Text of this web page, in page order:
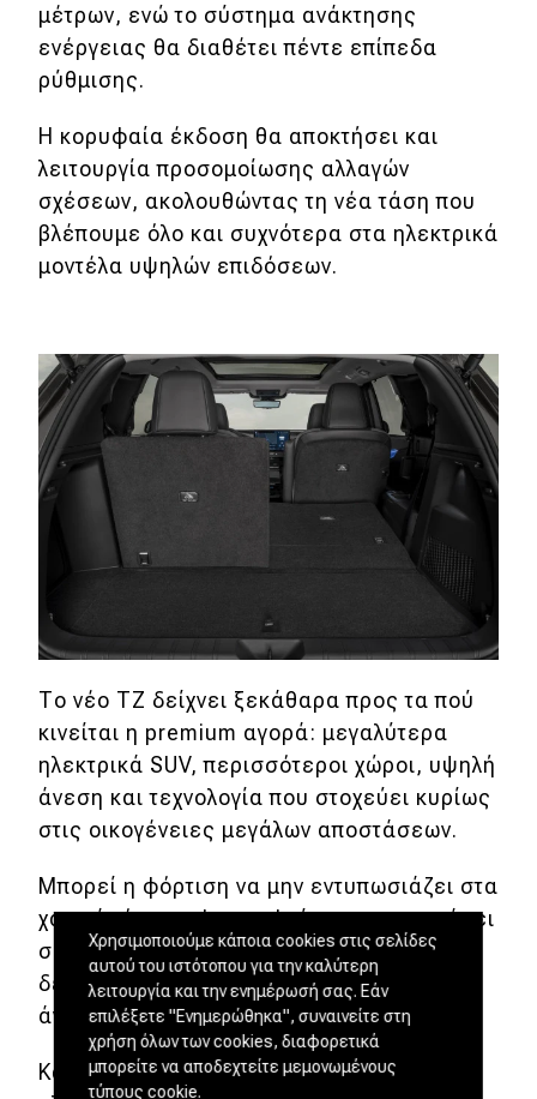
μέτρων, ενώ το σύστημα ανάκτησης
ενέργειας θα διαθέτει πέντε επίπεδα
ρύθμισης.
Η κορυφαία έκδοση θα αποκτήσει και
λειτουργία προσομοίωσης αλλαγών
σχέσεων, ακολουθώντας τη νέα τάση που
βλέπουμε όλο και συχνότερα στα ηλεκτρικά
μοντέλα υψηλών επιδόσεων.
Το νέο TZ δείχνει ξεκάθαρα προς τα πού
κινείται η premium αγορά: μεγαλύτερα
ηλεκτρικά SUV, περισσότεροι χώροι, υψηλή
άνεση και τεχνολογία που στοχεύει κυρίως
στις οικογένειες μεγάλων αποστάσεων.
Μπορεί η φόρτιση να μην εντυπωσιάζει στα
χαρτιά, όμως η Lexus φαίνεται να ποντάρει
σε αυτό που ξέρει καλά εδώ και
δεκαετίες: ποιότητα κύλισης, κορυφαία
άνεση και premium εμπειρία χρήσης.
Και όσο η κατηγορία των μεγάλων
Χρησιμοποιούμε κάποια cookies στις σελίδες
αυτού του ιστότοπου για την καλύτερη
λειτουργία και την ενημέρωσή σας. Εάν
επιλέξετε "Ενημερώθηκα", συναινείτε στη
χρήση όλων των cookies, διαφορετικά
μπορείτε να αποδεχτείτε μεμονωμένους
τύπους cookie.